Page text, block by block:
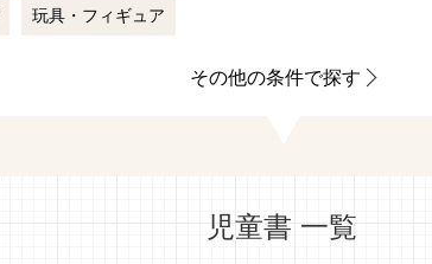
玩具・フィギュア
その他の条件で探す
児童書 一覧